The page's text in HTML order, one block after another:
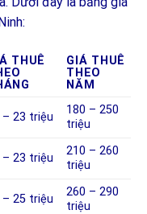
THUÊ
GIÁ THUÊ
THEO
NĂM
– 23 triệu
180 – 250
triệu
– 23 triệu
210 – 260
triệu
– 25 triệu
260 – 290
triệu